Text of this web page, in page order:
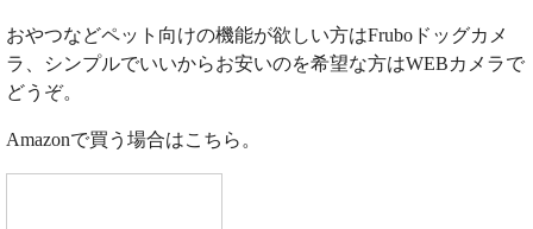
おやつなどペット向けの機能が欲しい方はFruboドッグカメ
ラ、シンプルでいいからお安いのを希望な方はWEBカメラで
どうぞ。
Amazonで買う場合はこちら。